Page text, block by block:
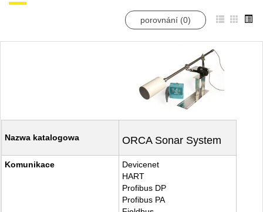
porovnání (0)
Nazwa katalogowa ORCA Sonar System
Komunikace
Devicenet
HART
Profibus DP
Profibus PA